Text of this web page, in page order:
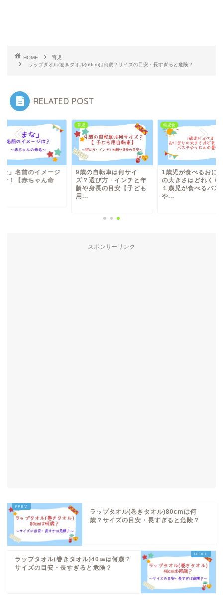
HOME
育児
ラップタオル(巻きタオル)60cmは何歳？サイズの目安・長すぎると危険？
RELATED POST
な」名前のイメージ
介！【赤ちゃん命
育児
9歳の自転車は何サイ
ズ？選び方・インチと年
齢や身長の目安【子ども
用...
幼児食
1歳児が食べるおに
の大きさはどれくら
１歳児が食べるパス
や...
スポンサーリンク
ラップタオル(巻きタオル)80cmは何
歳？サイズの目安・長すぎると危険？
ラップタオル(巻きタオル)40㎝は何歳？
サイズの目安・長すぎると危険？